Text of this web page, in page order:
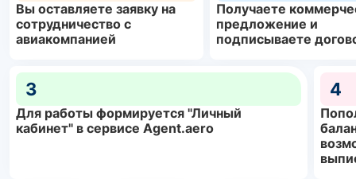
Вы оставляете заявку на
сотрудничество с
авиакомпанией
Получаете
предложение и
подписываете
3
Для работы формируется "Личный
кабинет" в сервисе Agent.aero
4